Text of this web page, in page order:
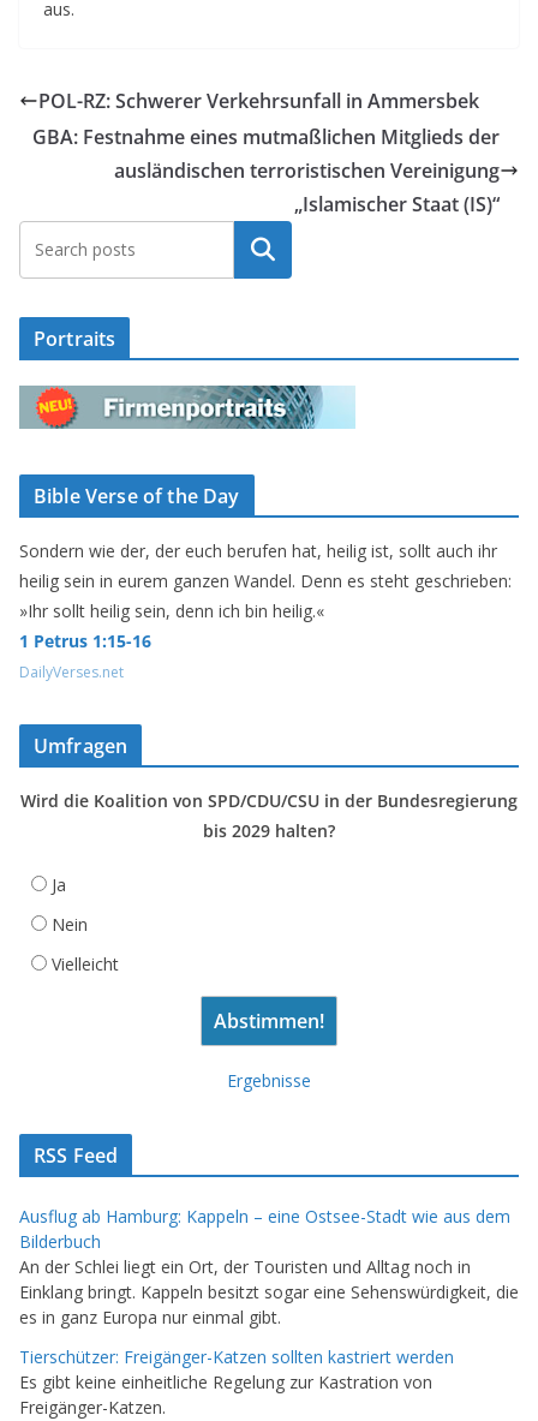
aus.
POL-RZ: Schwerer Verkehrsunfall in Ammersbek
GBA: Festnahme eines mutmaßlichen Mitglieds der
ausländischen terroristischen Vereinigung
„Islamischer Staat (IS)“
Suchen
Portraits
Bible Verse of the Day
Sondern wie der, der euch berufen hat, heilig ist, sollt auch ihr
heilig sein in eurem ganzen Wandel. Denn es steht geschrieben:
»Ihr sollt heilig sein, denn ich bin heilig.«
1 Petrus 1:15-16
DailyVerses.net
Umfragen
Wird die Koalition von SPD/CDU/CSU in der Bundesregierung
bis 2029 halten?
Ja
Nein
Vielleicht
Ergebnisse
RSS Feed
Ausflug ab Hamburg: Kappeln – eine Ostsee-Stadt wie aus dem
Bilderbuch
An der Schlei liegt ein Ort, der Touristen und Alltag noch in
Einklang bringt. Kappeln besitzt sogar eine Sehenswürdigkeit, die
es in ganz Europa nur einmal gibt.
Tierschützer: Freigänger-Katzen sollten kastriert werden
Es gibt keine einheitliche Regelung zur Kastration von
Freigänger-Katzen.